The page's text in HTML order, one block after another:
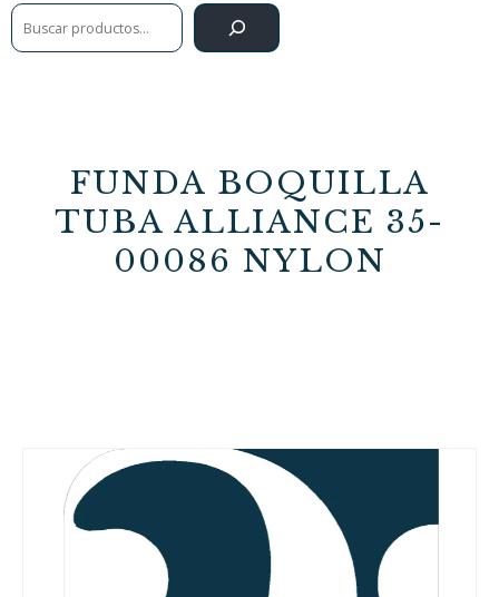
Buscar
FUNDA BOQUILLA
TUBA ALLIANCE 35-
00086 NYLON